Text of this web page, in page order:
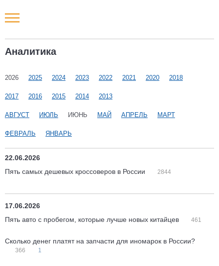
Аналитика
2026 2025 2024 2023 2022 2021 2020 2018
2017 2016 2015 2014 2013
АВГУСТ ИЮЛЬ ИЮНЬ МАЙ АПРЕЛЬ МАРТ
ФЕВРАЛЬ ЯНВАРЬ
22.06.2026
Пять самых дешевых кроссоверов в России
2844
17.06.2026
Пять авто с пробегом, которые лучше новых китайцев
461
Сколько денег платят на запчасти для иномарок в России?
366 1
Новости РФ
Наши мероприятия
Статьи